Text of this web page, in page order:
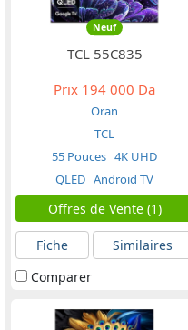
Neuf
TCL 55C835
Prix 194 000 Da
Oran
TCL
55 Pouces 4K UHD
QLED Android TV
Offres de Vente (1)
Fiche
Similaires
Comparer